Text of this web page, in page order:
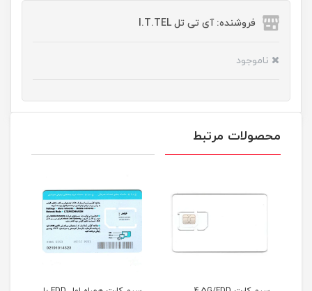
فروشنده: آی تی تل I.T.TEL
ناموجود
محصولات مرتبط